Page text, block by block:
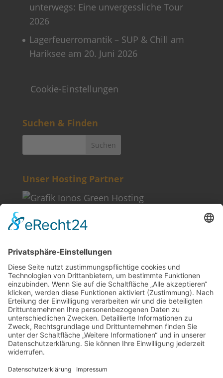
unterwegs: Eine unvergessliche Tour
2026
Lagerfeuerromantik – SUP & Chill am
Hariksee am 20. Juni 2026
Cookie-Einstellungen
Suchen & Finden
Unser Hosting Partner
Weitere Informationen
Kontakt
Newsletter
FAQ
Schlagworte
Datenschutz
Impressum